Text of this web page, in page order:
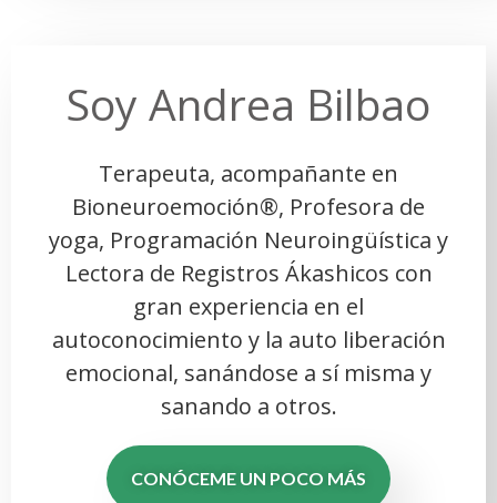
Soy Andrea Bilbao
Terapeuta, acompañante en
Bioneuroemoción®, Profesora de
yoga, Programación Neuroingüística y
Lectora de Registros Ákashicos con
gran experiencia en el
autoconocimiento y la auto liberación
emocional, sanándose a sí misma y
sanando a otros.
CONÓCEME UN POCO MÁS